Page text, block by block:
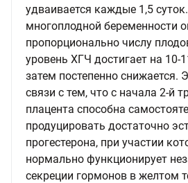
удваивается каждые 1,5
многоплодной беременности
пропорционально числу
уровень ХГЧ достигает на 10-
затем постепенно снижается.
связи с тем, что с начала 2-й
плацента способна
продуцировать достаточно
прогестерона, при участии
нормально функционирует
секреции гормонов в желтом